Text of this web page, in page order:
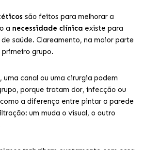
são feitos para melhorar a
a necessidade clínica existe para
saúde. Clareamento, na maior parte
grupo.
uma canal ou uma cirurgia podem
porque tratam dor, infecção ou
a diferença entre pintar a parede
um muda o visual, o outro